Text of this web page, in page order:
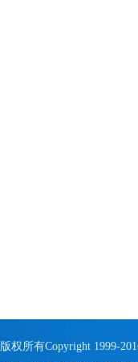
版权所有Copyright 1999-